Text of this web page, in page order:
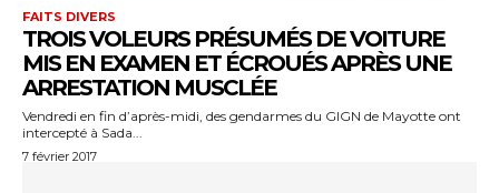
FAITS DIVERS
TROIS VOLEURS PRÉSUMÉS DE VOITURE
MIS EN EXAMEN ET ÉCROUÉS APRÈS UNE
ARRESTATION MUSCLÉE
Vendredi en fin d’après-midi, des gendarmes du GIGN de Mayotte ont
intercepté à Sada...
7 février 2017